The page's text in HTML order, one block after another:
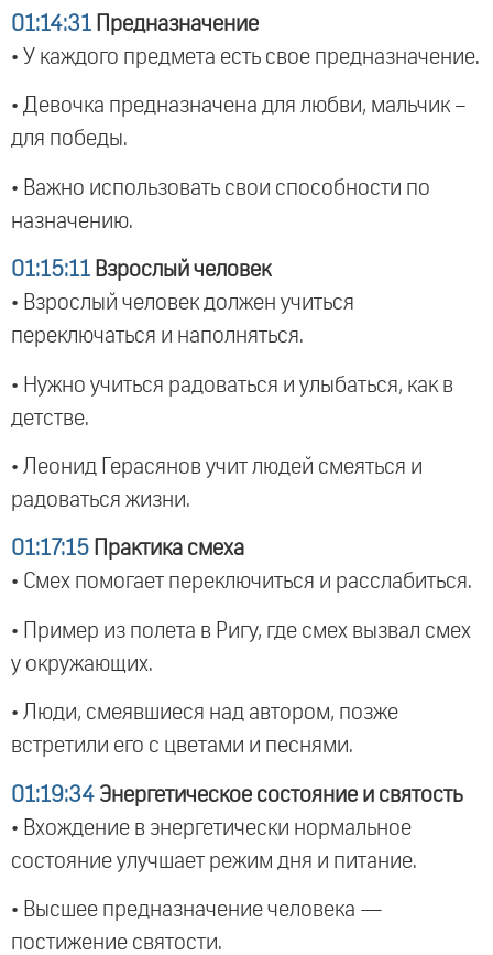
01:14:31 Предназначение
• У каждого предмета есть свое предназначение.
• Девочка предназначена для любви, мальчик –
для победы.
• Важно использовать свои способности по
назначению.
01:15:11 Взрослый человек
• Взрослый человек должен учиться
переключаться и наполняться.
• Нужно учиться радоваться и улыбаться, как в
детстве.
• Леонид Герасянов учит людей смеяться и
радоваться жизни.
01:17:15 Практика смеха
• Смех помогает переключиться и расслабиться.
• Пример из полета в Ригу, где смех вызвал смех
у окружающих.
• Люди, смеявшиеся над автором, позже
встретили его с цветами и песнями.
01:19:34 Энергетическое состояние и святость
• Вхождение в энергетически нормальное
состояние улучшает режим дня и питание.
• Высшее предназначение человека —
постижение святости.